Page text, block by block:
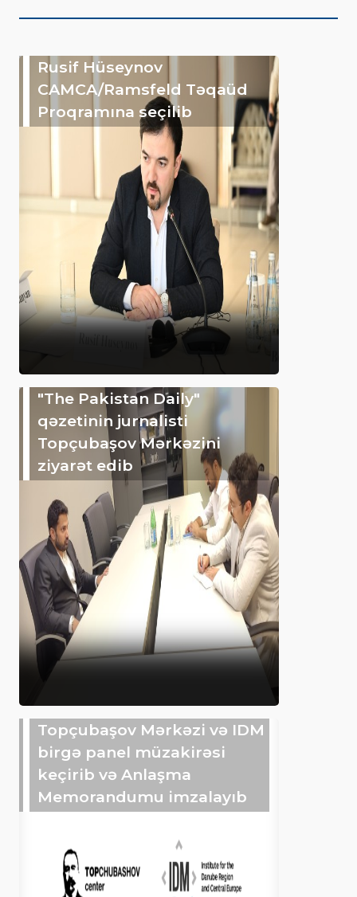
Rusif Hüseynov
CAMCA/Ramsfeld Təqaüd
Proqramına seçilib
"The Pakistan Daily"
qəzetinin jurnalisti
Topçubaşov Mərkəzini
ziyarət edib
Topçubaşov Mərkəzi və IDM
birgə panel müzakirəsi
keçirib və Anlaşma
Memorandumu imzalayıb